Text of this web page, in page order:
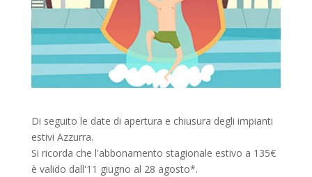
Di seguito le date di apertura e chiusura degli impianti
estivi Azzurra.
Si ricorda che l'abbonamento stagionale estivo a 135€
è valido dall'11 giugno al 28 agosto*.